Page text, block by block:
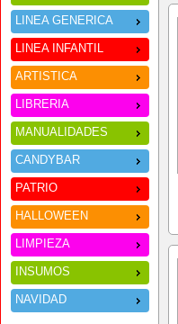
LINEA GENERICA
LINEA INFANTIL
ARTISTICA
LIBRERIA
MANUALIDADES
CANDYBAR
PATRIO
HALLOWEEN
LIMPIEZA
INSUMOS
NAVIDAD